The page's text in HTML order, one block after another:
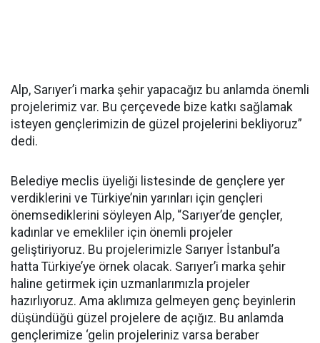
Alp, Sarıyer’i marka şehir yapacağız bu anlamda önemli
projelerimiz var. Bu çerçevede bize katkı sağlamak
isteyen gençlerimizin de güzel projelerini bekliyoruz”
dedi.
Belediye meclis üyeliği listesinde de gençlere yer
verdiklerini ve Türkiye’nin yarınları için gençleri
önemsediklerini söyleyen Alp, “Sarıyer’de gençler,
kadınlar ve emekliler için önemli projeler
geliştiriyoruz. Bu projelerimizle Sarıyer İstanbul’a
hatta Türkiye’ye örnek olacak. Sarıyer’i marka şehir
haline getirmek için uzmanlarımızla projeler
hazırlıyoruz. Ama aklımıza gelmeyen genç beyinlerin
düşündüğü güzel projelere de açığız. Bu anlamda
gençlerimize ‘gelin projeleriniz varsa beraber